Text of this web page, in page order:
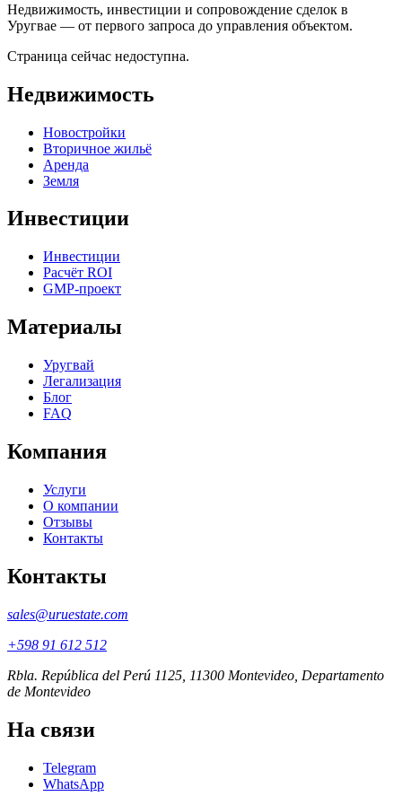
Недвижимость, инвестиции и сопровождение сделок в
Уругвае — от первого запроса до управления объектом.
Страница сейчас недоступна.
Недвижимость
Новостройки
Вторичное жильё
Аренда
Земля
Инвестиции
Инвестиции
Расчёт ROI
GMP-проект
Материалы
Уругвай
Легализация
Блог
FAQ
Компания
Услуги
О компании
Отзывы
Контакты
Контакты
sales@uruestate.com
+598 91 612 512
Rbla. República del Perú 1125, 11300 Montevideo, Departamento
de Montevideo
На связи
Telegram
WhatsApp